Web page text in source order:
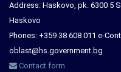
Address: Haskovo, pk. 6300 5
Haskovo
Phones: +359 38 608 011 e-
oblast@hs.government.bg
Contact form